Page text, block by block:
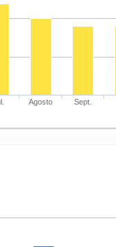
Agosto Sept.